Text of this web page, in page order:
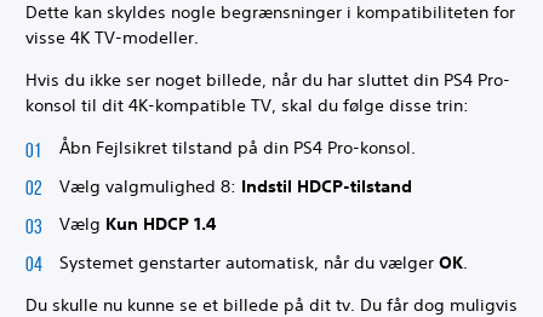
Dette kan skyldes nogle begrænsninger i kompatibiliteten for
visse 4K TV-modeller.
Hvis du ikke ser noget billede, når du har sluttet din PS4 Pro-
konsol til dit 4K-kompatible TV, skal du følge disse trin:
Åbn Fejlsikret tilstand på din PS4 Pro-konsol.
Vælg valgmulighed 8: Indstil HDCP-tilstand
Vælg Kun HDCP 1.4
Systemet genstarter automatisk, når du vælger OK
Du skulle nu kunne se et billede på dit tv. Du får dog muligvis